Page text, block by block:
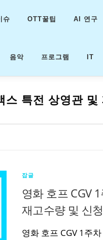
슈 OTT꿀팁 AI 연구
음악 프로그램 IT
특전 상영관 및
잡글
영화 호프 CGV
재고수량 및 신
영화 호프 CGV 1주